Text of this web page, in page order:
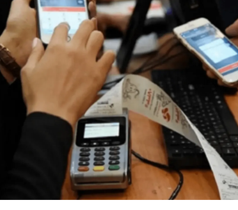
کل و
بورس تهران رکورد شکست
رکوردشکنی